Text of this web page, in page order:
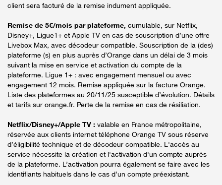
client sera facturé de la remise indument appliquée.
Remise de 5€/mois par plateforme, cumulable, sur Netflix,
Disney+, Ligue1+ et Apple TV en cas de souscription d’une offre
Livebox Max, avec décodeur compatible. Souscription de la (des)
plateforme (s) en plus auprès d’Orange dans un délai de 3 mois
suivant la mise en service et activation du compte de la
plateforme. Ligue 1+ : avec engagement mensuel ou avec
engagement 12 mois. Remise appliquée sur la facture Orange.
Liste des plateformes au 20/11/25 susceptible d’évolution. Détails
et tarifs sur orange.fr. Perte de la remise en cas de résiliation.
Netflix/Disney+/Apple TV : valable en France métropolitaine,
réservée aux clients internet téléphone Orange TV sous réserve
d’éligibilité technique et de décodeur compatible. L'accès au
service nécessite la création et l'activation d'un compte auprès
de la plateforme. L’activation pourra également se faire avec les
identifiants habituels dans le cas d’un compte préexistant.